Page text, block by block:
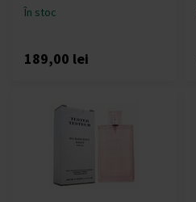
În stoc
189,00 lei